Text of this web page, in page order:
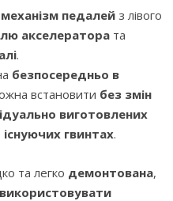
механізм педалей з лівого
акселератора та
.
безпосередньо в
встановити без змін
виготовлених
існуючих гвинтах.
та легко демонтована,